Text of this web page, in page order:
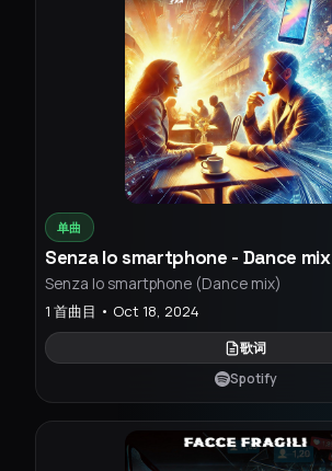
单曲
Senza lo smartphone - Dance mix
Senza lo smartphone (Dance mix)
1 首曲目 • Oct 18, 2024
歌词
Spotify